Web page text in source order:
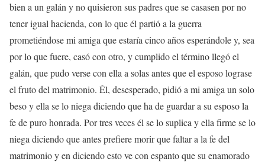
bien a un galán y no quisieron sus padres que se casasen por no
tener igual hacienda, con lo que él partió a la guerra
prometiéndose mi amiga que estaría cinco años esperándole y, sea
por lo que fuere, casó con otro, y cumplido el término llegó el
galán, que pudo verse con ella a solas antes que el esposo lograse
el fruto del matrimonio. Él, desesperado, pidió a mi amiga un solo
beso y ella se lo niega diciendo que ha de guardar a su esposo la
fe de puro honrada. Por tres veces él se lo suplica y ella firme se lo
niega diciendo que antes prefiere morir que faltar a la fe del
matrimonio y en diciendo esto ve con espanto que su enamorado